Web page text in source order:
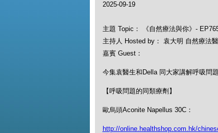
2025-09-19
主題 Topic： 《自然療法與你》-
主持人 Hosted by： 袁大明 自然療法
嘉賓 Guest：
今集袁醫生和Della 同大家講解呼吸問
【呼吸問題的同類療劑】
歐烏頭Aconite Napellus 30C：
http://online.healthshop.com.hk/